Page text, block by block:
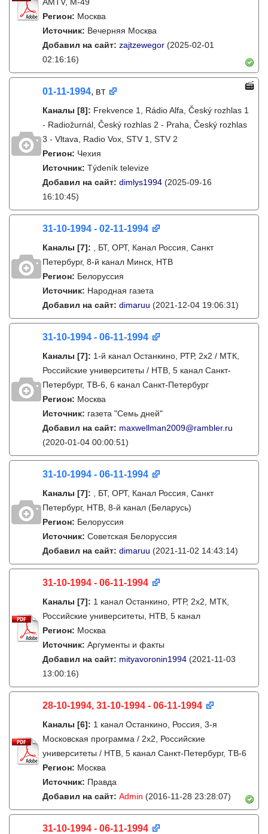
Регион: Москва
Источник: Вечерняя Москва
Добавил на сайт: zajtzewegor (2025-02-01
02:16:16)
01-11-1994, вт
Каналы [8]: Frekvence 1, Rádio Alfa, Český rozhlas 1
- Radiožurnál, Český rozhlas 2 - Praha, Český rozhlas
3 - Vltava, Radio Vox, STV 1, STV 2
Регион: Чехия
Источник: Týdeník televize
Добавил на сайт: dimlys1994 (2025-09-16
16:10:45)
31-10-1994 - 02-11-1994
Каналы [7]:
, БТ, ОРТ, Канал Россия, Санкт
Петербург, 8-й канал Минск, НТВ
Регион: Белоруссия
Источник: Народная газета
Добавил на сайт: dimaruu (2021-12-04 19:06:31)
31-10-1994 - 06-11-1994
Каналы [7]: 1-й канал Останкино, РТР, 2х2 / МТК,
Российские университеты / НТВ, 5 канал Санкт-
Петербург, ТВ-6, 6 канал Санкт-Петербург
Регион: Москва
Источник: газета "Семь дней"
Добавил на сайт: maxwellman2009@rambler.ru
(2020-01-04 00:00:51)
31-10-1994 - 06-11-1994
Каналы [7]:
, БТ, ОРТ, Канал Россия, Санкт
Петербург, НТВ, 8-й канал (Беларусь)
Регион: Белоруссия
Источник: Советская Белоруссия
Добавил на сайт: dimaruu (2021-11-02 14:43:14)
31-10-1994 - 06-11-1994
Каналы [7]: 1 канал Останкино, РТР, 2х2, МТК,
Российские университеты, НТВ, 5 канал
Регион: Москва
Источник: Аргументы и факты
Добавил на сайт: mityavoronin1994 (2021-11-03
13:00:16)
28-10-1994, 31-10-1994 - 06-11-1994
Каналы [6]: 1 канал Останкино, Россия, 3-я
Московская программа / 2x2, Российские
университеты / НТВ, 5 канал Санкт-Петербург, ТВ-6
Регион: Москва
Источник: Правда
Добавил на сайт: Admin (2016-11-28 23:28:07)
31-10-1994 - 06-11-1994